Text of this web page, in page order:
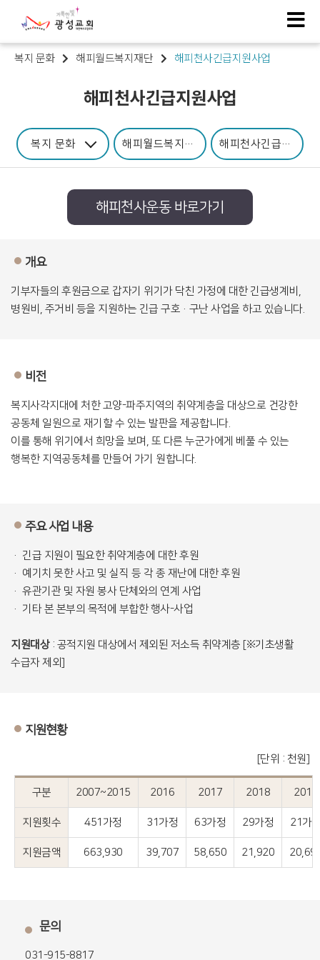
복지 문화 해피월드복지재단 해피천사긴급지원사업
해피천사긴급지원사업
복지 문화 해피월드복지재단 해피천사긴급지원사
해피천사운동 바로가기
개요
기부자들의 후원금으로 갑자기 위기가 닥친 가정에 대한 긴급생계비,
병원비, 주거비 등을 지원하는 긴급 구호·구난 사업을 하고 있습니다.
비전
복지사각지대에 처한 고양-파주지역의 취약계층을 대상으로 건강한
공동체 일원으로 재기할 수 있는 발판을 제공합니다.
이를 통해 위기에서 희망을 보며, 또 다른 누군가에게 베풀 수 있는
행복한 지역공동체를 만들어 가기 원합니다.
주요 사업 내용
· 긴급 지원이 필요한 취약계층에 대한 후원
· 예기치 못한 사고 및 실직 등 각 종 재난에 대한 후원
· 유관기관 및 자원 봉사 단체와의 연계 사업
· 기타 본 본부의 목적에 부합한 행사-사업
지원대상: 공적지원 대상에서 제외된 저소득 취약계층 [※기초생활
수급자 제외]
지원현황
[단위 : 천원]
구분 2007~2015 2016 2017 2018 2019
지원횟수 451가정 31가정 63가정 29가정 21가
지원금액 663,930 39,707 58,650 21,920
문의
031-915-8817